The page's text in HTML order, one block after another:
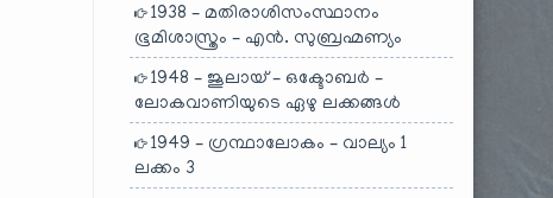
1938 – മതിരാശിസംസ്ഥാനം
ഭൂമിശാസ്ത്രം – എൻ. സുബ്രഹ്മണ്യം
1948 – ജൂലായ് – ഒക്ടോബർ –
ലോകവാണിയുടെ ഏഴു ലക്കങ്ങൾ
1949 – ഗ്രന്ഥാലോകം – വാല്യം 1
ലക്കം 3